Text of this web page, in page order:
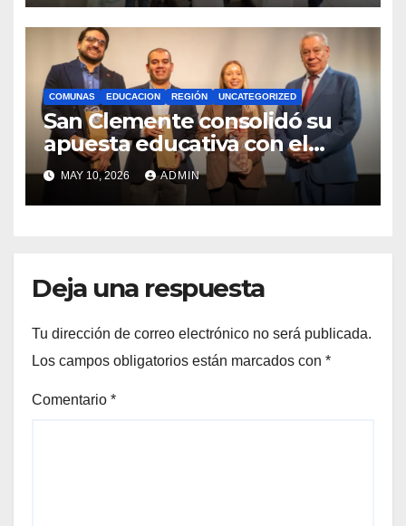
COMUNAS EDUCACION REGIÓN UNCATEGORIZED
San Clemente consolidó su
apuesta educativa con el
lanzamiento del
Preuniversitario Brotes 2026
MAY 10, 2026 ADMIN
Deja una respuesta
Tu dirección de correo electrónico no será publicada.
Los campos obligatorios están marcados con *
Comentario *